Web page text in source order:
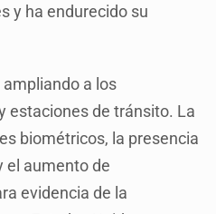
y ha endurecido su
a los
estaciones de tránsito. La
biométricos, la presencia
el aumento de
evidencia de la